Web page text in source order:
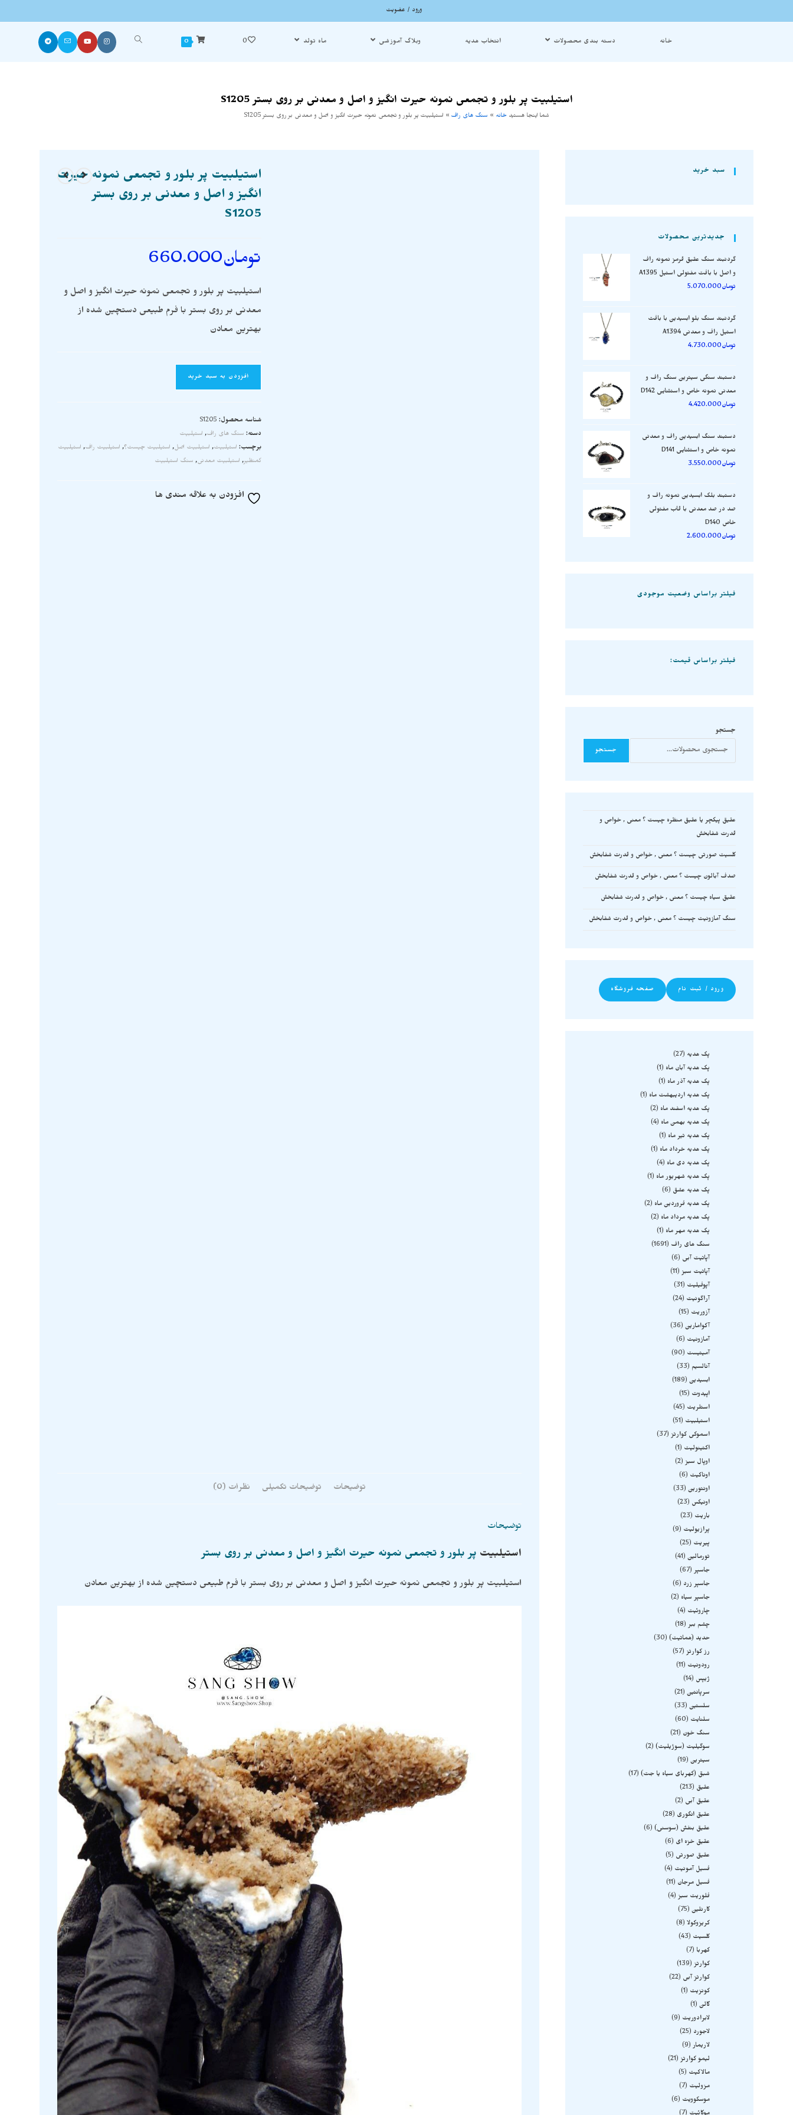
ورود / عضویت
خانه دسته بندی محصولات انتخاب هدیه وبلاگ آموزشی ماه تولد 0
0
استیلبیت پر بلور و تجمعی نمونه حیرت انگیز و اصل و معدنی بر روی بستر S1205
شما اینجا هستید خانه » سنگ های راف » استیلبیت پر بلور و تجمعی نمونه حیرت انگیز و اصل و معدنی بر روی بستر S1205
استیلبیت پر بلور و تجمعی نمونه حیرت
انگیز و اصل و معدنی بر روی بستر
S1205
تومان660.000
استیلبیت پر بلور و تجمعی نمونه حیرت انگیز و اصل و
معدنی بر روی بستر با فرم طبیعی دستچین شده از
بهترین معادن
افزودن به سبد خرید
شناسه محصول: S1205
دسته: سنگ های راف, استیلبیت
برچسب: استیلبیت, استیلبیت اصل, استیلبیت چیست؟, استیلبیت راف, استیلبیت
کمنظیر, استیلبیت معدنی, سنگ استیلبیت
افزودن به علاقه مندی ها
توضیحات توضیحات تکمیلی نظرات (0)
توضیحات
استیلبیت پر بلور و تجمعی نمونه حیرت انگیز و اصل و معدنی بر روی بستر
استیلبیت پر بلور و تجمعی نمونه حیرت انگیز و اصل و معدنی بر روی بستر با فرم طبیعی دستچین شده از بهترین معادن
سبد خرید
جدیدترین محصولات
گردنبند سنگ عقیق قرمز نمونه راف
و اصل با بافت مفتولی استیل A1395
تومان5.070.000
گردنبند سنگ بلو ابسیدین با بافت
استیل راف و معدنی A1394
تومان4.730.000
دستبند سنگی سیترین سنگ راف و
معدنی نمونه خاص و استثنایی D142
تومان4.420.000
دستبند سنگ ابسیدین راف و معدنی
نمونه خاص و استثنایی D141
تومان3.550.000
دستبند بلک ابسیدین نمونه راف و
صد در صد معدنی با قاب مفتولی
خاص D140
تومان2.600.000
فیلتر براساس وضعیت موجودی
فیلتر براساس قیمت:
جستجو
جستجو
عقیق پیکچر یا عقیق منظره چیست ؟ معنی , خواص و
قدرت شفابخش
کلسیت صورتی چیست ؟ معنی , خواص و قدرت شفابخش
صدف آبالون چیست ؟ معنی , خواص و قدرت شفابخش
عقیق سیاه چیست ؟ معنی , خواص و قدرت شفابخش
سنگ آمازونیت چیست ؟ معنی , خواص و قدرت شفابخش
ورود / ثبت نام صفحه فروشگاه
پک هدیه
27
پک هدیه آبان ماه
1
پک هدیه آذر ماه
1
پک هدیه اردیبهشت ماه
1
پک هدیه اسفند ماه
2
پک هدیه بهمن ماه
4
پک هدیه تیر ماه
1
پک هدیه خرداد ماه
1
پک هدیه دی ماه
4
پک هدیه شهریور ماه
1
پک هدیه عشق
6
پک هدیه فروردین ماه
2
پک هدیه مرداد ماه
2
پک هدیه مهر ماه
1
سنگ های راف
1691
آپاتیت آبی
6
آپاتیت سبز 11
آپوفیلیت
31
آراگونیت
24
آزوریت
15
آکوامارین 36
آمازونیت
6
آمیتیست
90
آنالسیم
33
ابسیدین 189
اپیدوت
15
استلریت
45
استیلبیت
51
اسموکی کوارتز 37
اکتینولیت
1
اوپال سبز 2
اوناکیت
6
اونتورین 33
اونیکس
23
باریت
23
پرازیولیت
9
پیریت
25
تورمالین 41
جاسپر 67
جاسپر زرد
6
جاسپر سیاه
2
چاروئیت
4
چشم ببر 18
حدید (هماتیت) 30
رز کوارتز 57
رودونیت
11
ژیپس
14
سرپانتین 21
سلستین 33
سلنایت
60
سنگ خون
21
سوگیلیت (سوژیلیت) 2
سیترین 19
شبق (کهربای سیاه یا جت) 17
عقیق
213
عقیق آبی
2
عقیق انگوری
28
عقیق بنفش (سوسنی) 6
عقیق خزه ای
6
عقیق صورتی
5
فسیل آمونیت
4
فسیل مرجان
11
فلوریت سبز 4
کارنلین 75
کریزوکولا 8
کلسیت
43
کهربا
7
کوارتز 139
کوارتز آبی
22
کونزیت
1
گالن 1
لابرادوریت
9
لاجورد
25
لاریمار 9
لیمو کوارتز 21
مالاکیت
5
مزولیت
7
موسکوویت
6